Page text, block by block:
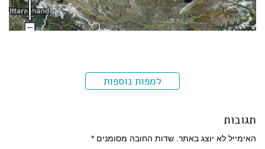
למפות נוספות
תגובות
האימייל לא יוצג באתר. שדות החובה מסומנים *